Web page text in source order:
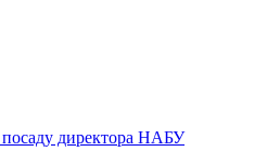
директора НАБУ